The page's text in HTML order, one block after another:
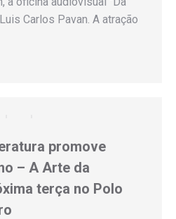
Carlos Pavan. A atração
promove
– A Arte da
terça no Polo